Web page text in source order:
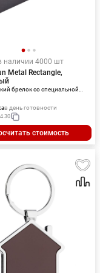
наличии 4000 шт
Metal Rectangle,
брелок со специальной
кожи для
гравировке вставки
серебристое
в
упаковке.
в день готовности
стоимость